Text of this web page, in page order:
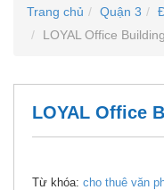
Trang chủ Quận 3
LOYAL Office Building
LOYAL Office
Từ khóa: cho thuê văn